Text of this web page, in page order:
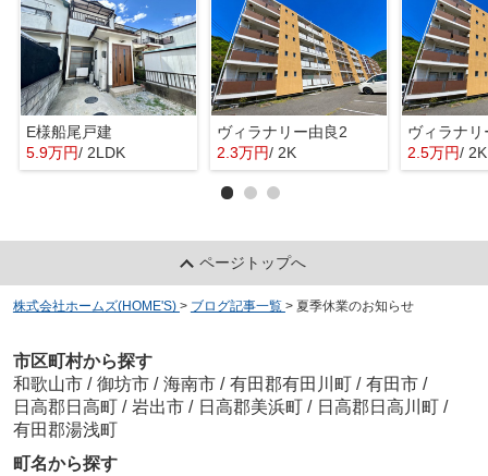
E様船尾戸建
5.9万円/ 2LDK
ヴィラナリー由良2
2.3万円/ 2K
ヴィラナリ
2.5万円/ 2K
ページトップへ
株式会社ホームズ(HOME'S) > ブログ記事一覧 > 夏季休業のお知らせ
市区町村から探す
和歌山市 / 御坊市 / 海南市 / 有田郡有田川町 / 有田市 /
日高郡日高町 / 岩出市 / 日高郡美浜町 / 日高郡日高川町 /
有田郡湯浅町
町名から探す